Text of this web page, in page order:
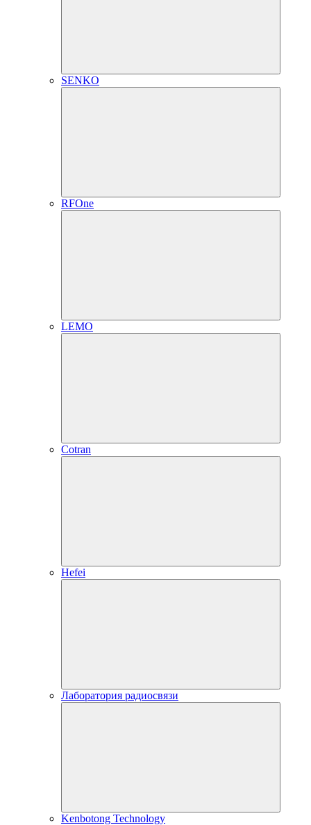
SENKO
RFOne
LEMO
Cotran
Hefei
Лаборатория радиосвязи
Kenbotong Technology